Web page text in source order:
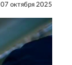
07 октября 2025